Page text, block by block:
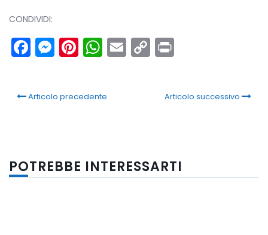
CONDIVIDI:
Facebook
Messenger
Pinterest
WhatsApp
Email
Copy
Link
Articolo precedente Articolo successivo
POTREBBE INTERESSARTI